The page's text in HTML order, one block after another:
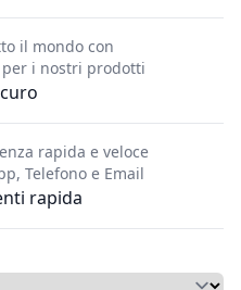
il mondo con
i nostri prodotti
rapida
rapida e veloce
Telefono e Email